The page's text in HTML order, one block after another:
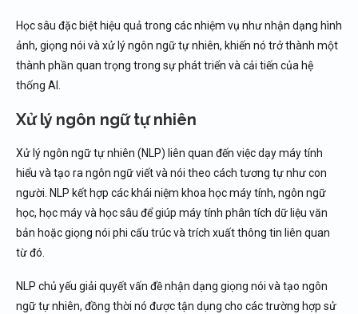
Học sâu đặc biệt hiệu quả trong các nhiệm vụ như nhận dạng hình
ảnh, giọng nói và xử lý ngôn ngữ tự nhiên, khiến nó trở thành một
thành phần quan trọng trong sự phát triển và cải tiến của hệ
thống AI.
Xử lý ngôn ngữ tự nhiên
Xử lý ngôn ngữ tự nhiên (NLP) liên quan đến việc dạy máy tính
hiểu và tạo ra ngôn ngữ viết và nói theo cách tương tự như con
người. NLP kết hợp các khái niệm khoa học máy tính, ngôn ngữ
học, học máy và học sâu để giúp máy tính phân tích dữ liệu văn
bản hoặc giọng nói phi cấu trúc và trích xuất thông tin liên quan
từ đó.
NLP chủ yếu giải quyết vấn đề nhận dạng giọng nói và tạo ngôn
ngữ tự nhiên, đồng thời nó được tận dụng cho các trường hợp sử